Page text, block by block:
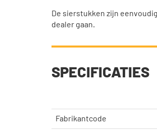
De sierstukken zijn
dealer gaan.
SPECIFICATIES
Fabrikantcode